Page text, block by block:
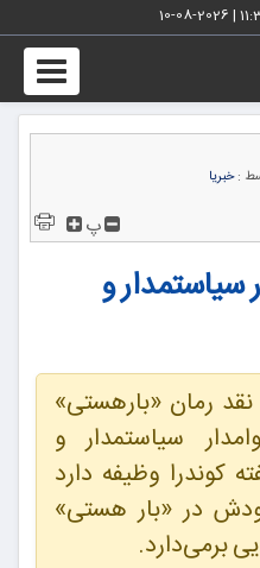
|
2026-08-10
:خبریا
پ
و
رمان «بارهستی»
سیاستمدار و
کوندرا وظیفه دارد
در «بار هستی»
برمی‌دارد.